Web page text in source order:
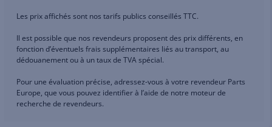
Les prix affichés sont nos tarifs publics conseillés TTC.
Il est possible que nos revendeurs proposent des prix différents, en
fonction d’éventuels frais supplémentaires liés au transport, au
dédouanement ou à un taux de TVA spécial.
Pour une évaluation précise, adressez-vous à votre revendeur Parts
Europe, que vous pouvez identifier à l’aide de notre moteur de
recherche de revendeurs.